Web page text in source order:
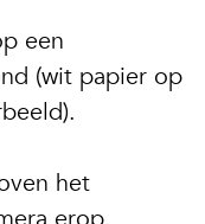
een
(wit papier op
het